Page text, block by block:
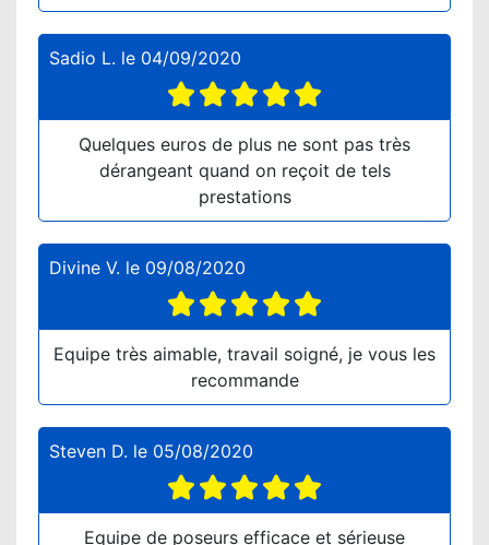
Sadio L. le 04/09/2020
Quelques euros de plus ne sont pas très
dérangeant quand on reçoit de tels
prestations
Divine V. le 09/08/2020
Equipe très aimable, travail soigné, je vous les
recommande
Steven D. le 05/08/2020
Equipe de poseurs efficace et sérieuse